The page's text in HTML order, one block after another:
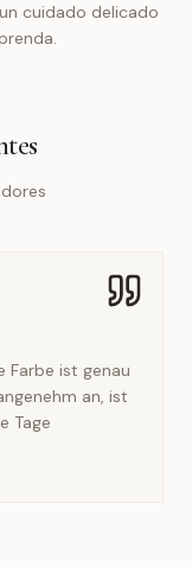
cuidado delicado
Farbe ist genau
an, ist
Tage